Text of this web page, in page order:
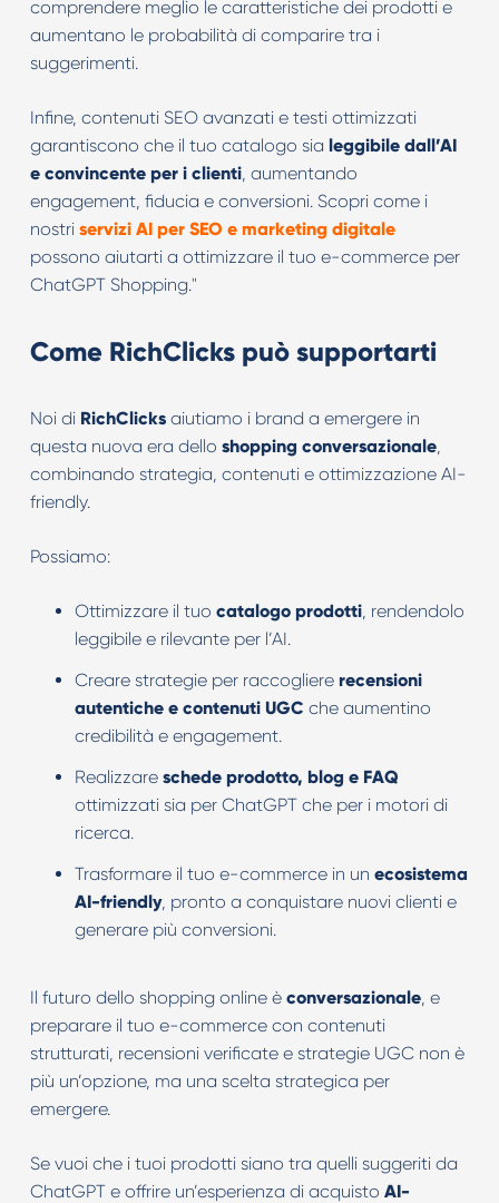
comprendere meglio le caratteristiche dei prodotti e
aumentano le probabilità di comparire tra i
suggerimenti.
Infine, contenuti SEO avanzati e testi ottimizzati
garantiscono che il tuo catalogo sia leggibile dall’AI
e convincente per i clienti, aumentando
engagement, fiducia e conversioni. Scopri come i
nostri servizi AI per SEO e marketing digitale
possono aiutarti a ottimizzare il tuo e-commerce per
ChatGPT Shopping."
Come RichClicks può supportarti
Noi di RichClicksaiutiamo i brand a emergere in
questa nuova era dello shopping conversazionale,
combinando strategia, contenuti e ottimizzazione AI-
friendly.
Possiamo:
Ottimizzare il tuo catalogo prodotti, rendendolo
leggibile e rilevante per l’AI.
Creare strategie per raccogliere recensioni
autentiche e contenuti UGC che aumentino
credibilità e engagement.
Realizzare schede prodotto, blog e FAQ
ottimizzati sia per ChatGPT che per i motori di
ricerca.
Trasformare il tuo e-commerce in un ecosistema
AI-friendly, pronto a conquistare nuovi clienti e
generare più conversioni.
Il futuro dello shopping online è conversazionale, e
preparare il tuo e-commerce con contenuti
strutturati, recensioni verificate e strategie UGC non è
più un’opzione, ma una scelta strategica per
emergere.
Se vuoi che i tuoi prodotti siano tra quelli suggeriti da
ChatGPT e offrire un’esperienza di acquisto AI-